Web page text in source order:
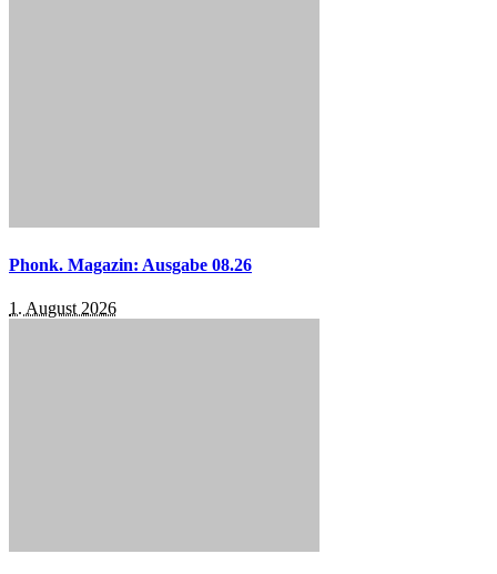
Phonk. Magazin: Ausgabe 08.26
1. August 2026